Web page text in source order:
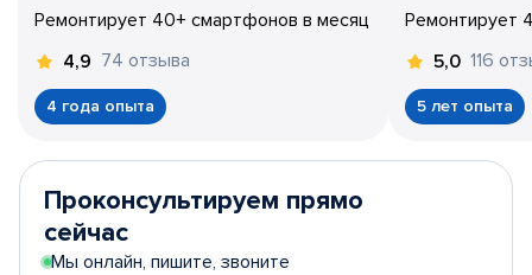
Ремонтирует 40+ смартфонов в месяц
4,9 74 отзыва
4 года опыта
Ремонтирует
5,0 116
5 лет опыта
Проконсультируем прямо
сейчас
Мы онлайн, пишите, звоните